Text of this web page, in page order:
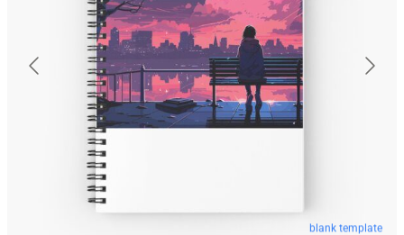
blank template